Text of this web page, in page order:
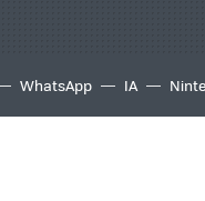
WhatsApp IA